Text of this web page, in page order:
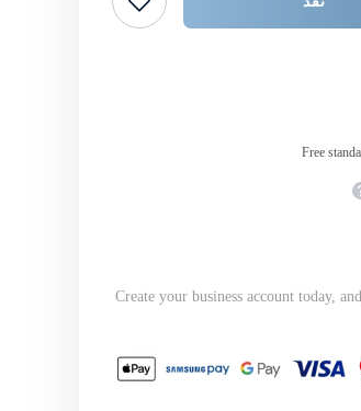
Free
Create your business account today,